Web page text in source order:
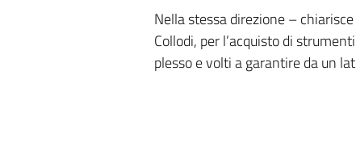
Nella stessa direzione –
Collodi, per l’acquisto di
plesso e volti a garantire da un